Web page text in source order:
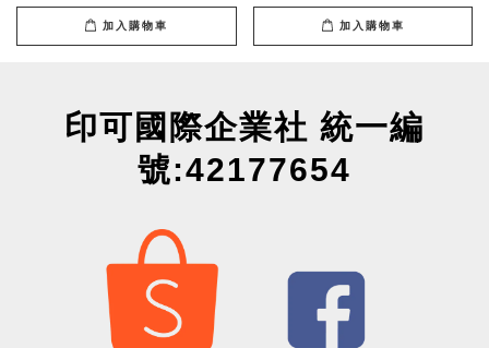
加入購物車 加入購物車
印可國際企業社 統一編
號:42177654